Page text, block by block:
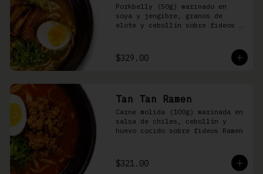
Porkbelly (50g) marinado en
soya y jengibre, granos de
elote y cebollín sobre fideos
$329.00
Tan Tan Ramen
Carne molida (100g) marinada en
salsa de chiles, cebollín y
huevo cocido sobre fideos Ramen
$321.00